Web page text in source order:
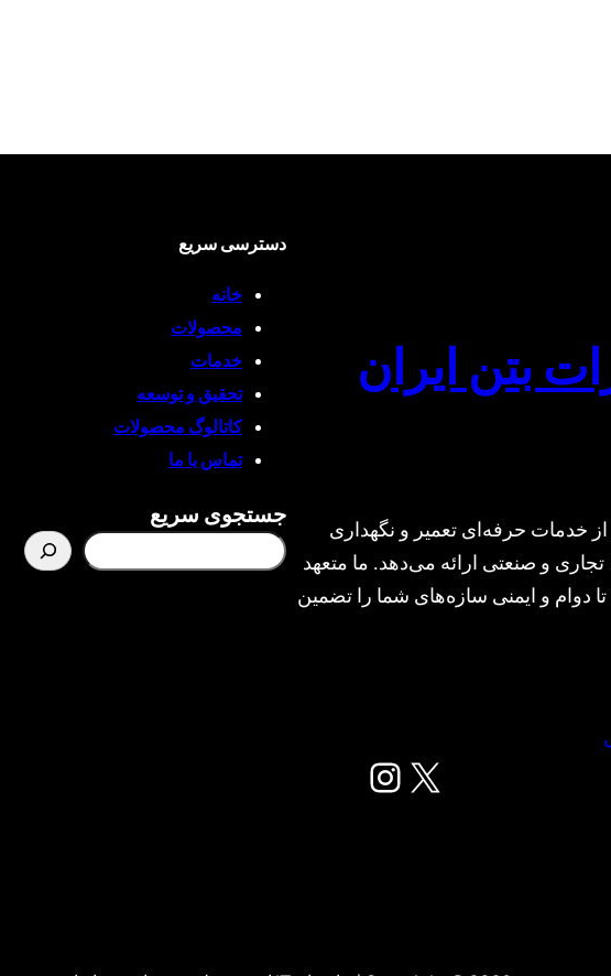
بتن ایران
خدمات حرفه‌ای تعمیر و نگهداری
و صنعتی ارائه می‌دهد. ما متعهد
تا دوام و ایمنی سازه‌های شما را تضمین
X اینستاگرم
دسترسی سریع
خانه
محصولات
خدمات
تحقیق و توسعه
کاتالوگ محصولات
تماس با ما
جستجوی سریع